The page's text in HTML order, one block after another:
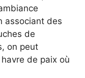
associant des
de
on peut
de paix où